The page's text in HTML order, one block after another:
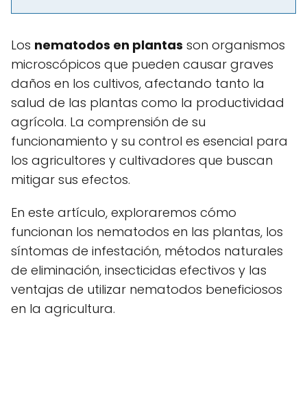
Los nematodos en plantas son organismos
microscópicos que pueden causar graves
daños en los cultivos, afectando tanto la
salud de las plantas como la productividad
agrícola. La comprensión de su
funcionamiento y su control es esencial para
los agricultores y cultivadores que buscan
mitigar sus efectos.
En este artículo, exploraremos cómo
funcionan los nematodos en las plantas, los
síntomas de infestación, métodos naturales
de eliminación, insecticidas efectivos y las
ventajas de utilizar nematodos beneficiosos
en la agricultura.